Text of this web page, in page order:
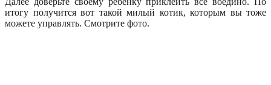
итогу получится вот такой милый котик, которым вы тоже
можете управлять. Смотрите фото.